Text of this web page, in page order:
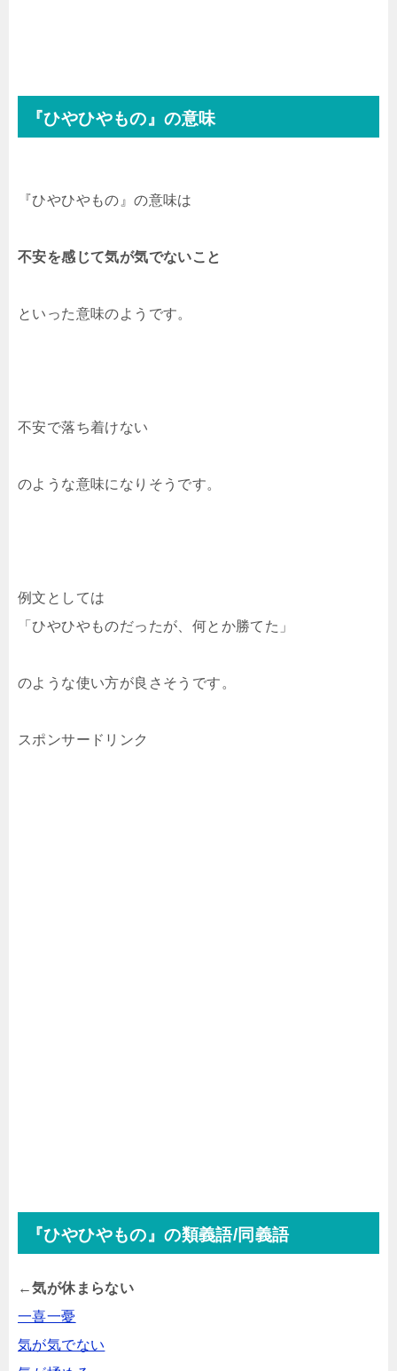
『ひやひやもの』の意味
『ひやひやもの』の意味は
不安を感じて気が気でないこと
といった意味のようです。
不安で落ち着けない
のような意味になりそうです。
例文としては
「ひやひやものだったが、何とか勝てた」
のような使い方が良さそうです。
スポンサードリンク
『ひやひやもの』の類義語/同義語
←気が休まらない
一喜一憂
気が気でない